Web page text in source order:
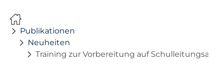
Publikationen
Publikationen
Neuheiten
Training zur Vorbereitung auf